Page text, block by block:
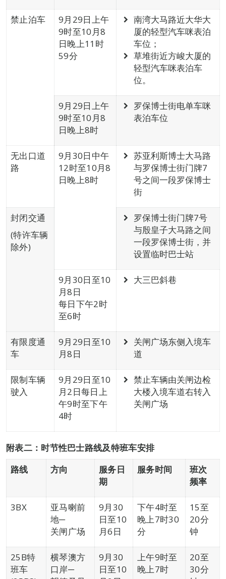
禁止泊车
9月29日上午
9时至10月8
日晚上11时
59分
南湾大马路近大华大
厦的轻型汽车咪表泊
车位；
草堆街近方峻大厦的
轻型汽车咪表泊车
位。
9月29日上午
9时至10月8
日晚上8时
罗保博士街电单车咪
表泊车位
无出口道
路
9月30日中午
12时至10月8
日晚上8时
苏亚利斯博士大马路
与罗保博士街门牌7
号之间一段罗保博士
街
封闭交通
(特许车辆
除外)
罗保博士街门牌7号
与殷皇子大马路之间
一段罗保博士街，并
设置临时巴士站
9月30日至10
月8日
每日下午2时
至6时
大三巴斜巷
有限度通
车
9月29日至10
月8日
关闸广场东侧入境车
道
限制车辆
驶入
9月29日至10
月2日每日上
午9时至下午
4时
禁止车辆由关闸边检
大楼入境车道右转入
关闸广场
附表二：时节性巴士路线及特班车安排
路线
方向
服务日
期
服务时间
班次
频率
3BX
亚马喇前
地─
关闸广场
9月30
日至10
月6日
下午4时至
晚上7时30
分
15至
20分
钟
25B特
班车
横琴澳方
口岸─
9月30
日至10
上午9时至
晚上7时
20至
30分